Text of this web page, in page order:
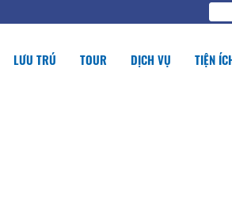
LƯU TRÚ TOUR DỊCH VỤ TIỆN